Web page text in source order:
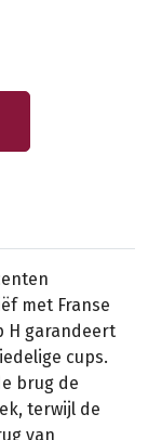
met Franse
H garandeert
cups.
brug de
terwijl de
van